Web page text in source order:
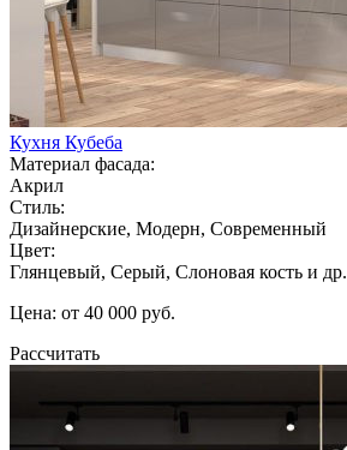
Кухня Кубеба
Материал фасада:
Акрил
Стиль:
Дизайнерские, Модерн, Современный
Цвет:
Глянцевый, Серый, Слоновая кость и др.
Цена: от 40 000 руб.
Рассчитать